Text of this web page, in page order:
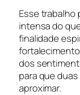
Esse trabalho
intensa do
finalidade
dos
para que
aproximar.